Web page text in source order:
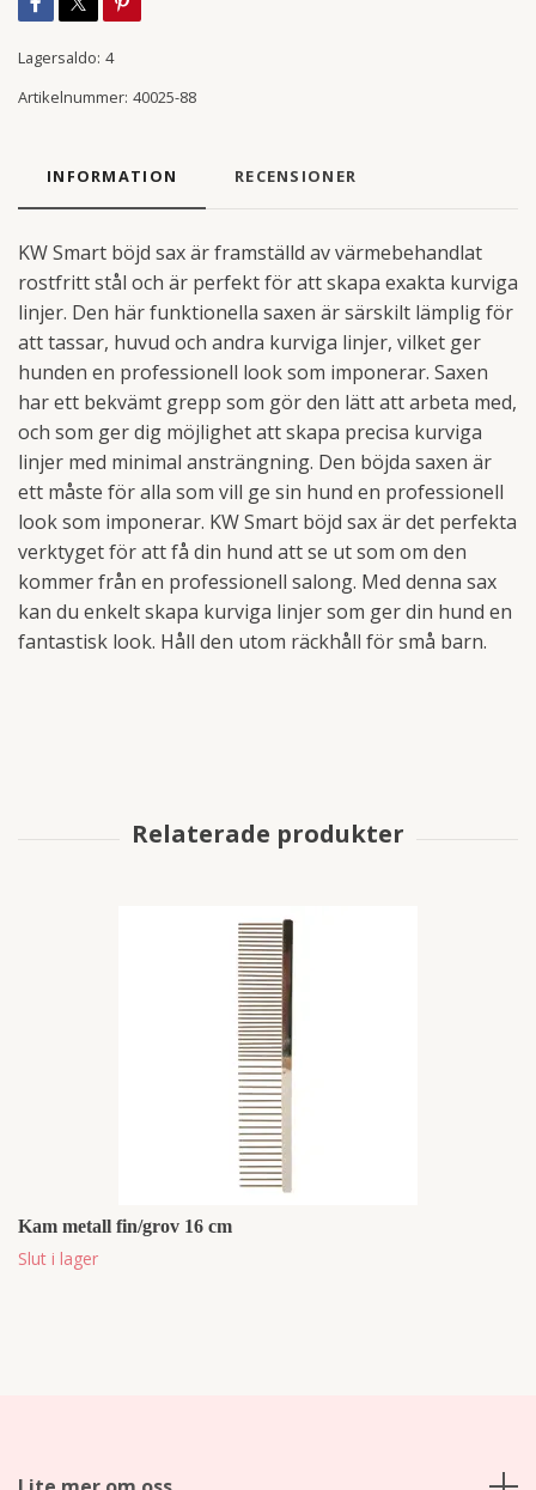
Lagersaldo: 4
Artikelnummer: 40025-88
INFORMATION RECENSIONER
KW Smart böjd sax är framställd av värmebehandlat
rostfritt stål och är perfekt för att skapa exakta kurviga
linjer. Den här funktionella saxen är särskilt lämplig för
att tassar, huvud och andra kurviga linjer, vilket ger
hunden en professionell look som imponerar. Saxen
har ett bekvämt grepp som gör den lätt att arbeta med,
och som ger dig möjlighet att skapa precisa kurviga
linjer med minimal ansträngning. Den böjda saxen är
ett måste för alla som vill ge sin hund en professionell
look som imponerar. KW Smart böjd sax är det perfekta
verktyget för att få din hund att se ut som om den
kommer från en professionell salong. Med denna sax
kan du enkelt skapa kurviga linjer som ger din hund en
fantastisk look. Håll den utom räckhåll för små barn.
Kam metall fin/grov 16 cm
Slut i lager